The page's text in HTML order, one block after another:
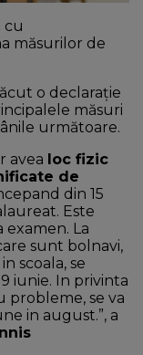
cu
măsurilor de
o declarație
măsuri
următoare.
avea loc fizic
de
din 15
Este
examen. La
sunt bolnavi,
scoala, se
iunie. In privinta
probleme, se va
in august.”, a